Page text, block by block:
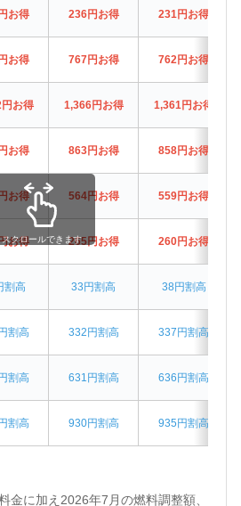
お得 236円お得 231円お得
お得 767円お得 762円お得
お得 1,366円お得 1,361円お得
お得 863円お得 858円お得
お得 564円お得 559円お得
お得 265円お得 260円お得
割高 33円割高 38円割高
割高 332円割高 337円割高
割高 631円割高 636円割高
割高 930円割高 935円割高
スクロールできます
金に加え2026年7月の燃料調整額、